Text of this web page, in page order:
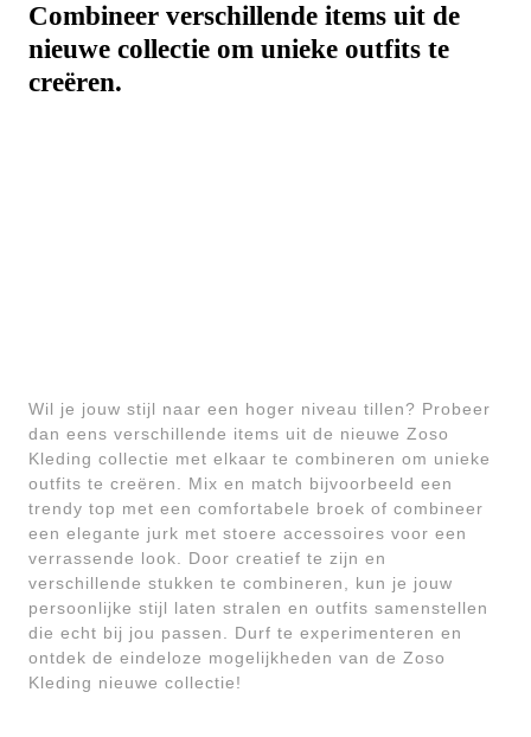
Combineer verschillende items uit de
nieuwe collectie om unieke outfits te
creëren.
Wil je jouw stijl naar een hoger niveau tillen? Probeer
dan eens verschillende items uit de nieuwe Zoso
Kleding collectie met elkaar te combineren om unieke
outfits te creëren. Mix en match bijvoorbeeld een
trendy top met een comfortabele broek of combineer
een elegante jurk met stoere accessoires voor een
verrassende look. Door creatief te zijn en
verschillende stukken te combineren, kun je jouw
persoonlijke stijl laten stralen en outfits samenstellen
die echt bij jou passen. Durf te experimenteren en
ontdek de eindeloze mogelijkheden van de Zoso
Kleding nieuwe collectie!